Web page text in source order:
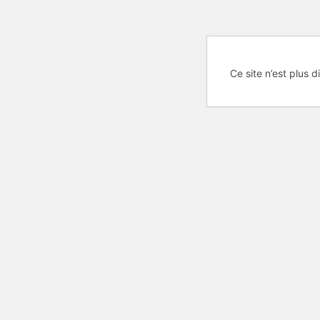
Ce site n’est plus